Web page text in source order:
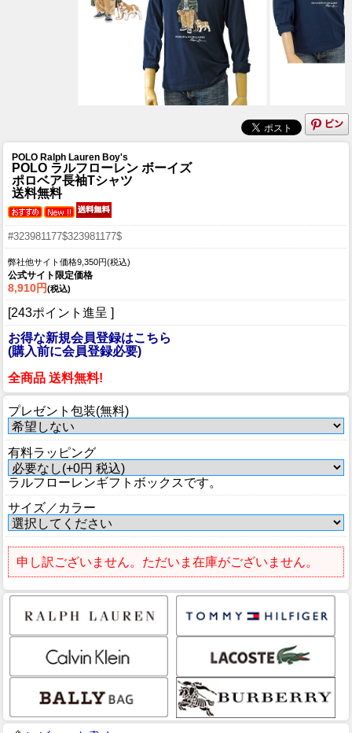
POLO Ralph Lauren Boy's
POLO ラルフローレン ボーイズ
ポロベア長袖Tシャツ
送料無料
#323981177$323981177$
弊社他サイト価格9,350円(税込)
公式サイト限定価格
8,910円(税込)
[243ポイント進呈 ]
お得な新規会員登録はこちら
(購入前に会員登録必要)
全商品 送料無料!
プレゼント包装(無料)
有料ラッピング
ラルフローレンギフトボックスです。
サイズ／カラー
申し訳ございません。ただいま在庫がございません。